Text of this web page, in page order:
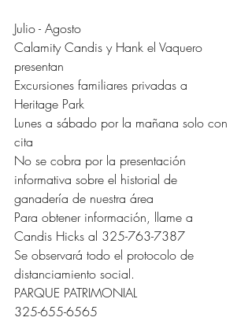
Julio - Agosto
Calamity Candis y Hank el Vaquero
presentan
Excursiones familiares privadas a
Heritage Park
Lunes a sábado por la mañana solo con
cita
No se cobra por la presentación
informativa sobre el historial de
ganadería de nuestra área
Para obtener información, llame a
Candis Hicks al 325-763-7387
Se observará todo el protocolo de
distanciamiento social.
PARQUE PATRIMONIAL
325-655-6565